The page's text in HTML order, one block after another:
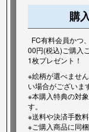
購
FC有料会員かつ
00円(税込)ご購入
1枚プレゼント！
※絵柄が選べませ
い場合がございま
※本購入特典の対
す。
※送料や決済手数
※ご購入商品に同